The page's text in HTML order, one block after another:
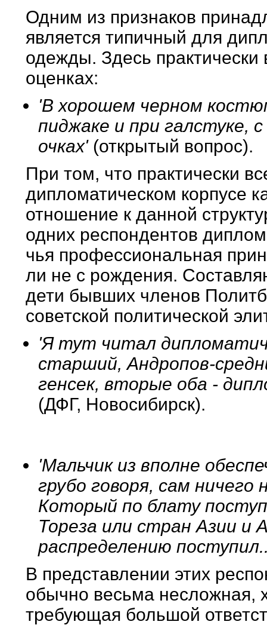
Одним из признаков
является типичный для
одежды. Здесь
оценках:
'В хорошем черном
пиджаке и при галстуке,
очках' (открытый вопрос).
При том, что практически
дипломатическом корпусе
отношение к данной
одних респондентов
чья профессиональная
ли не с рождения.
дети бывших членов
советской политической
'Я тут читал
старший, Андропов-
генсек, вторые оба -
(ДФГ, Новосибирск).
'Мальчик из вполне
грубо говоря, сам ничего
Который по блату
Тореза или стран Азии и
распределению
В представлении этих
обычно весьма несложная,
требующая большой